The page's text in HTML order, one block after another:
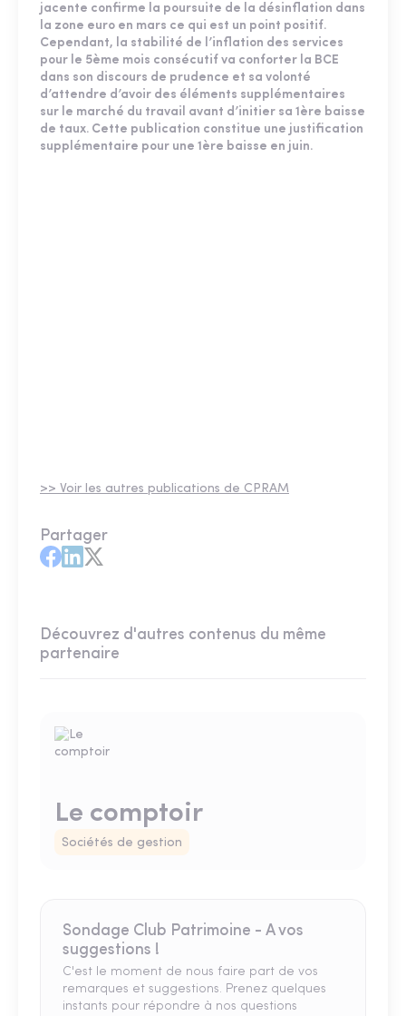
jacente confirme la poursuite de la désinflation dans
la zone euro en mars ce qui est un point positif.
Cependant, la stabilité de l’inflation des services
pour le 5ème mois consécutif va conforter la BCE
dans son discours de prudence et sa volonté
d’attendre d’avoir des éléments supplémentaires
sur le marché du travail avant d’initier sa 1ère baisse
de taux. Cette publication constitue une justification
supplémentaire pour une 1ère baisse en juin.
>> Voir les autres publications de CPRAM
Partager
Découvrez d'autres contenus du même
partenaire
Le comptoir
Sociétés de gestion
Sondage Club Patrimoine - A vos
suggestions !
C'est le moment de nous faire part de vos
remarques et suggestions. Prenez quelques
instants pour répondre à nos questions